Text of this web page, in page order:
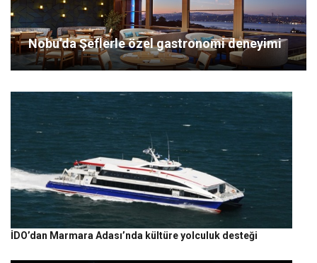
Nobu’da Şeflerle özel gastronomi deneyimi
İDO’dan Marmara Adası’nda kültüre yolculuk desteği